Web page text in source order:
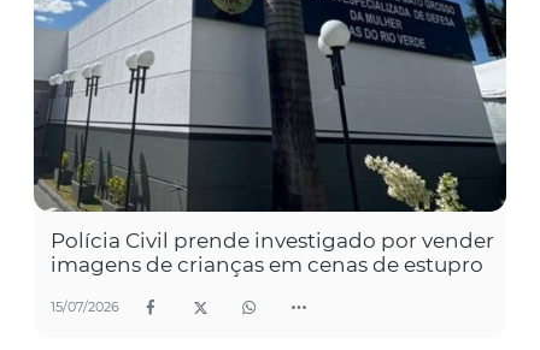
Polícia Civil prende investigado por vender
imagens de crianças em cenas de estupro
15/07/2026